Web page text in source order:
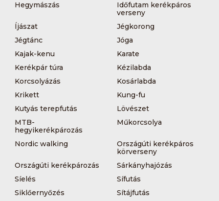
Hegymászás
Időfutam kerékpáros
verseny
Íjászat
Jégkorong
Jégtánc
Jóga
Kajak-kenu
Karate
Kerékpár túra
Kézilabda
Korcsolyázás
Kosárlabda
Krikett
Kung-fu
Kutyás terepfutás
Lövészet
MTB-
hegyikerékpározás
Műkorcsolya
Nordic walking
Országúti kerékpáros
körverseny
Országúti kerékpározás
Sárkányhajózás
Síelés
Sífutás
Siklőernyőzés
Sítájfutás